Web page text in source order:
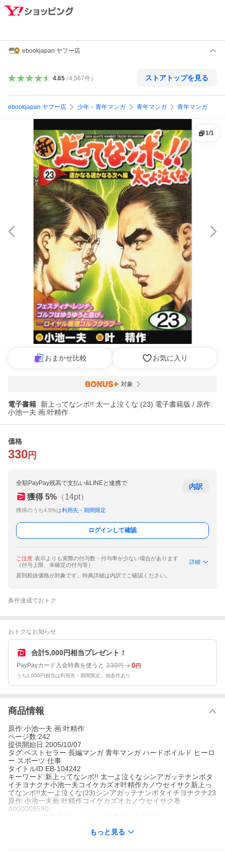
ebookjapan ヤフー店
4.65（4,567件） ストアトップを見る
ebookjapan ヤフー店 少年・青年マンガ 青年マンガ 青年マンガ
1/1
おまかせ比較 お気に入り
対象
電子書籍
新上ってなンボ!! 太一よ泣くな (23) 電子書籍版 / 原作:
小池一夫 画:叶精作
価格
330 円
全額PayPay残高で支払い&LINEと連携で
獲得 5% （14pt）
獲得のうち4.5%は利用先・期間限定
内訳
ログインして確認
ご注意 表示よりも実際の付与数・付与率が少ない場合があります
（付与上限、未確定の付与等）
詳細
原則税抜価格が対象です。特典詳細は内訳でご確認ください。
条件達成でおトク
おトクなお知らせ
合計5,000円相当プレゼント！
PayPayカード入会特典を使うと 330円 0円
うち2,000円相当は利用先・期間限定。他条件あり
商品情報
原作:小池一夫 画:叶精作
ページ数:242
提供開始日:2005/10/07
タグ:ベストセラー 長編マンガ 青年マンガ ハードボイルド ヒーロ
ー スポーツ 仕事
タイトルID:EB-104242
キーワード:新上ってなンボ!! 太一よ泣くなシンアガッテナンボタ
イチヨナクナ小池一夫コイケカズオ叶精作カノウセイサク新上っ
てなンボ!!太一よ泣くな(23)シンアガッテナンボタイチヨナクナ23
原作:小池一夫画:叶精作コイケカズオカノウセイサク巻
A000009590
青年マンガ ハードボイルド
もっと見る